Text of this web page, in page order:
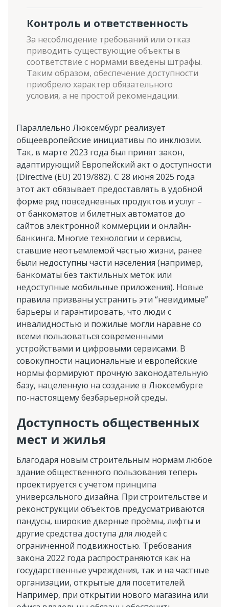
Контроль и ответственность
За несоблюдение требований или отказ
приводить существующие объекты в
соответствие с нормами введены штрафы.
Таким образом, обеспечение доступности
приобрело характер обязательного
условия, а не простой рекомендации.
Параллельно Люксембург реализует
общеевропейские инициативы по инклюзии.
Так, в марте 2023 года был принят закон,
адаптирующий Европейский акт о доступности
(Directive (EU) 2019/882). С 28 июня 2025 года
этот акт обязывает предоставлять в удобной
форме ряд повседневных продуктов и услуг –
от банкоматов и билетных автоматов до
сайтов электронной коммерции и онлайн-
банкинга. Многие технологии и сервисы,
ставшие неотъемлемой частью жизни, ранее
были недоступны части населения (например,
банкоматы без тактильных меток или
недоступные мобильные приложения). Новые
правила призваны устранить эти “невидимые”
барьеры и гарантировать, что люди с
инвалидностью и пожилые могли наравне со
всеми пользоваться современными
устройствами и цифровыми сервисами. В
совокупности национальные и европейские
нормы формируют прочную законодательную
базу, нацеленную на создание в Люксембурге
по-настоящему безбарьерной среды.
Доступность общественных
мест и жилья
Благодаря новым строительным нормам любое
здание общественного пользования теперь
проектируется с учетом принципа
универсального дизайна. При строительстве и
реконструкции объектов предусматриваются
пандусы, широкие дверные проёмы, лифты и
другие средства доступа для людей с
ограниченной подвижностью. Требования
закона 2022 года распространяются как на
государственные учреждения, так и на частные
организации, открытые для посетителей.
Например, при открытии нового магазина или